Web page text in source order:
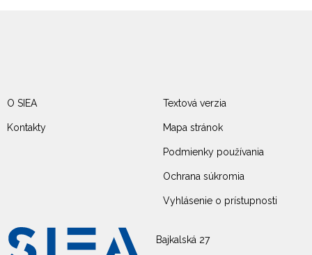
Bajkalská 27
O SIEA
Kontakty
Textová verzia
Mapa stránok
Podmienky používania
Ochrana súkromia
Vyhlásenie o prístupnosti